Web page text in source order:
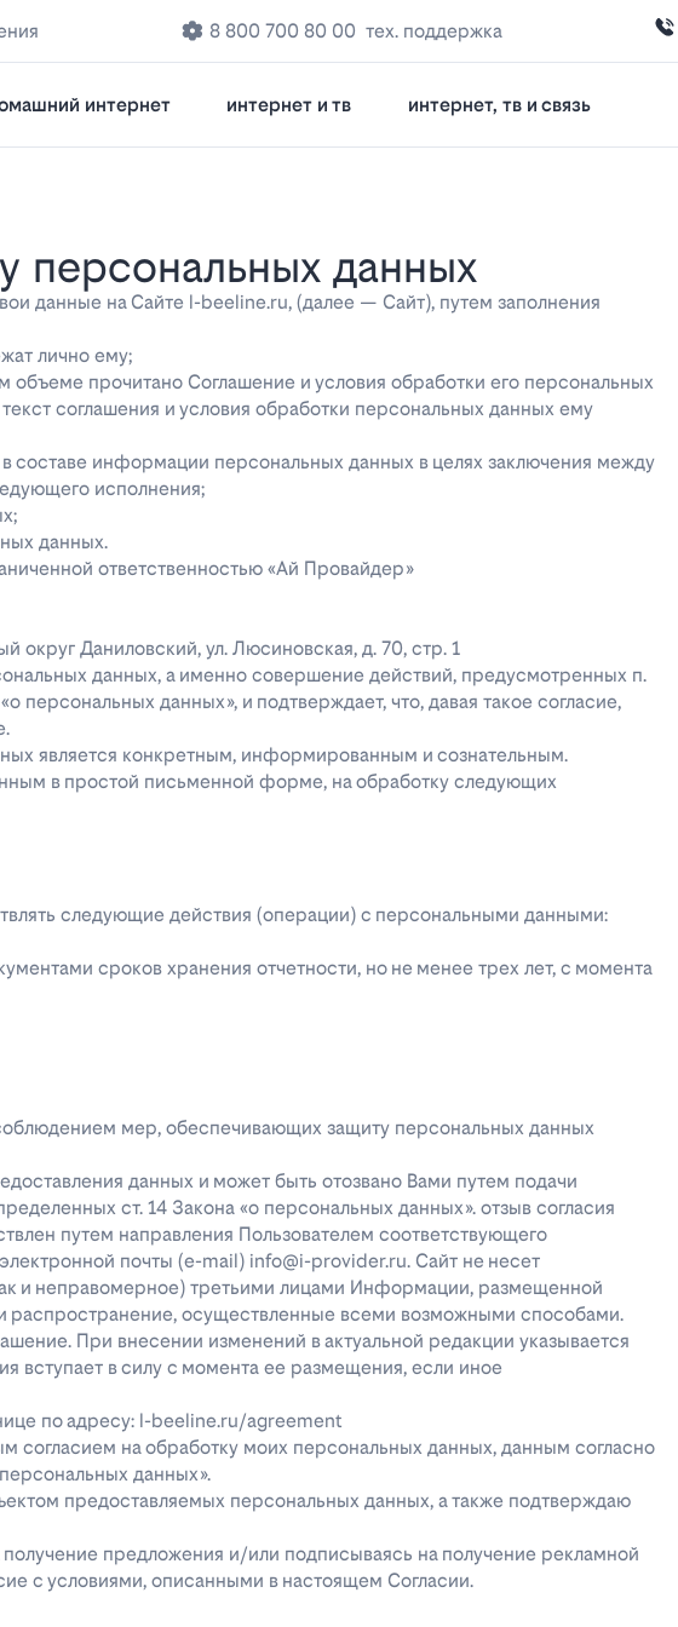
8 800 700 80 00 тех. поддержка
интернет интернет и тв интернет, тв и связь
персональных данных
данные на Сайте l-beeline.ru, (далее — Сайт), путем заполнения
лично ему;
объеме прочитано Соглашение и условия обработки его персональных
соглашения и условия обработки персональных данных ему
составе информации персональных данных в целях заключения между
исполнения;
данных.
ответственностью «Ай Провайдер»
округ Даниловский, ул. Люсиновская, д. 70, стр. 1
данных, а именно совершение действий, предусмотренных п.
персональных данных», и подтверждает, что, давая такое согласие,
является конкретным, информированным и сознательным.
в простой письменной форме, на обработку следующих
следующие действия (операции) с персональными данными:
сроков хранения отчетности, но не менее трех лет, с момента
мер, обеспечивающих защиту персональных данных
данных и может быть отозвано Вами путем подачи
ст. 14 Закона «о персональных данных». отзыв согласия
путем направления Пользователем соответствующего
почты (e-mail) info@i-provider.ru. Сайт не несет
и неправомерное) третьими лицами Информации, размещенной
распространение, осуществленные всеми возможными способами.
При внесении изменений в актуальной редакции указывается
вступает в силу с момента ее размещения, если иное
по адресу: l-beeline.ru/agreement
на обработку моих персональных данных, данным согласно
данных».
предоставляемых персональных данных, а также подтверждаю
получение предложения и/или подписываясь на получение рекламной
с условиями, описанными в настоящем Согласии.